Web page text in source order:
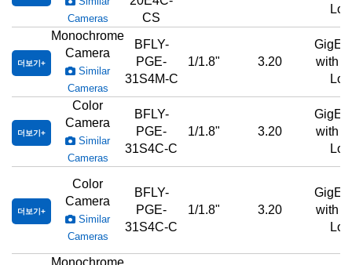
Cameras
CS
더보기
Monochrome
Camera
Similar
Cameras
BFLY-
PGE-
31S4M-C
1/1.8" 3.20
GigE,
with
더보기
Color
Camera
Similar
Cameras
BFLY-
PGE-
31S4C-C
1/1.8" 3.20
GigE,
with
더보기
Color
Camera
Similar
Cameras
BFLY-
PGE-
31S4C-C
1/1.8" 3.20
GigE,
with
Monochrome